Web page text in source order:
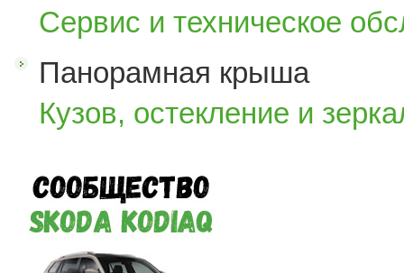
Сервис и техническое
Панорамная крыша
Кузов, остекление и